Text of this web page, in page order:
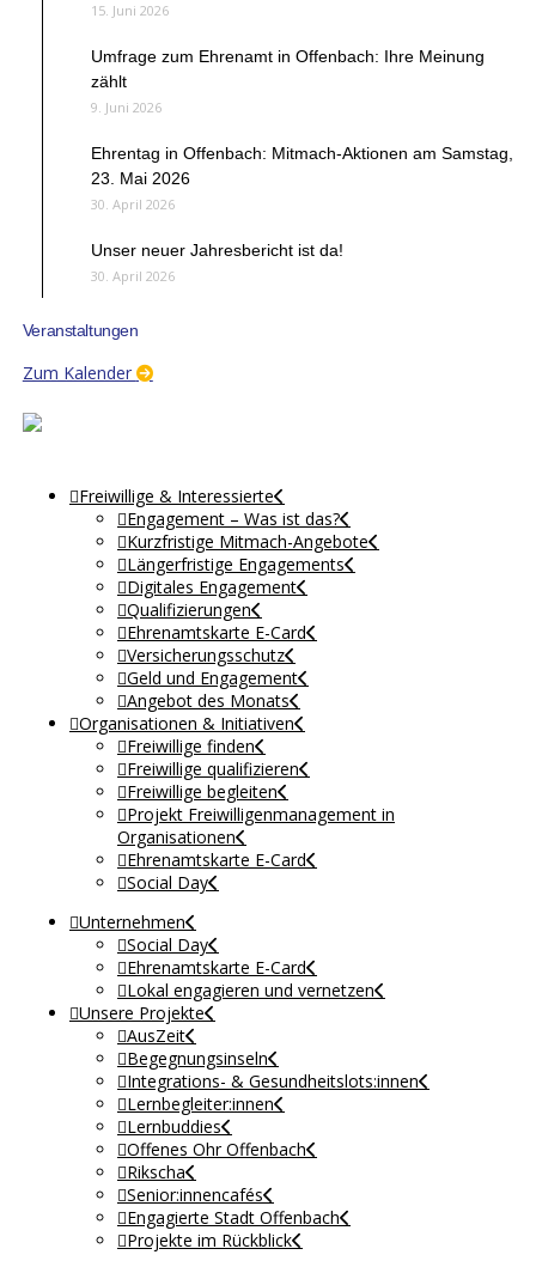
15. Juni 2026
Umfrage zum Ehrenamt in Offenbach: Ihre Meinung
zählt
9. Juni 2026
Ehrentag in Offenbach: Mitmach-Aktionen am Samstag,
23. Mai 2026
30. April 2026
Unser neuer Jahresbericht ist da!
30. April 2026
Veranstaltungen
Zum Kalender
Freiwillige & Interessierte
Engagement – Was ist das?
Kurzfristige Mitmach-Angebote
Längerfristige Engagements
Digitales Engagement
Qualifizierungen
Ehrenamtskarte E-Card
Versicherungsschutz
Geld und Engagement
Angebot des Monats
Organisationen & Initiativen
Freiwillige finden
Freiwillige qualifizieren
Freiwillige begleiten
Projekt Freiwilligenmanagement in
Organisationen
Ehrenamtskarte E-Card
Social Day
Unternehmen
Social Day
Ehrenamtskarte E-Card
Lokal engagieren und vernetzen
Unsere Projekte
AusZeit
Begegnungsinseln
Integrations- & Gesundheitslots:innen
Lernbegleiter:innen
Lernbuddies
Offenes Ohr Offenbach
Rikscha
Senior:innencafés
Engagierte Stadt Offenbach
Projekte im Rückblick